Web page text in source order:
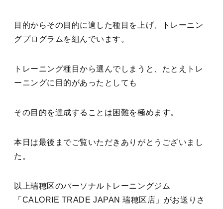
目的からその目的に適した種目を上げ、トレーニン
グプログラムを組んでいます。
トレーニング種目から選んでしまうと、たとえトレ
ーニングに目的があったとしても
その目的を達成することは困難を極めます。
本日は最後までご覧いただきありがとうございまし
た。
以上瑞穂区のパーソナルトレーニングジム
「CALORIE TRADE JAPAN 瑞穂区店」がお送りさ